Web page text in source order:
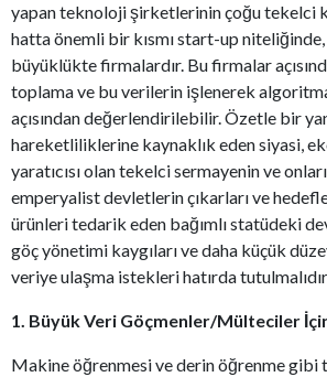
yapan teknoloji şirketlerinin çoğu tekelci
hatta önemli bir kısmı start-up
büyüklükte firmalardır. Bu firmalar
toplama ve bu verilerin işlenerek
açısından değerlendirilebilir. Özetle bir
hareketliliklerine kaynaklık eden siyasi,
yaratıcısı olan tekelci sermayenin ve
emperyalist devletlerin çıkarları ve
ürünleri tedarik eden bağımlı statüdeki
göç yönetimi kaygıları ve daha küçük
veriye ulaşma istekleri hatırda
1. Büyük Veri Göçmenler/Mülteciler
Makine öğrenmesi ve derin öğrenme gibi